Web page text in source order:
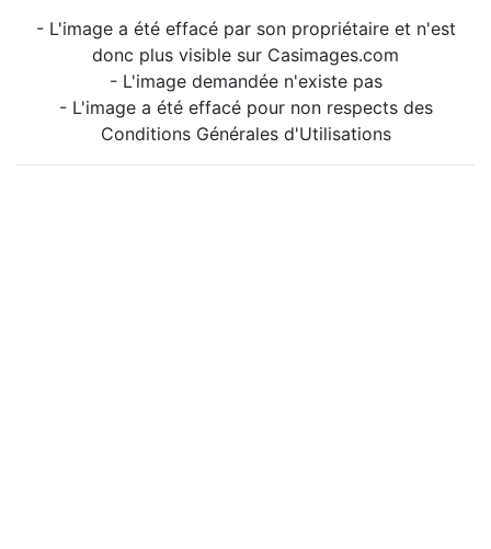
- L'image a été effacé par son propriétaire et n'est
donc plus visible sur Casimages.com
- L'image demandée n'existe pas
- L'image a été effacé pour non respects des
Conditions Générales d'Utilisations